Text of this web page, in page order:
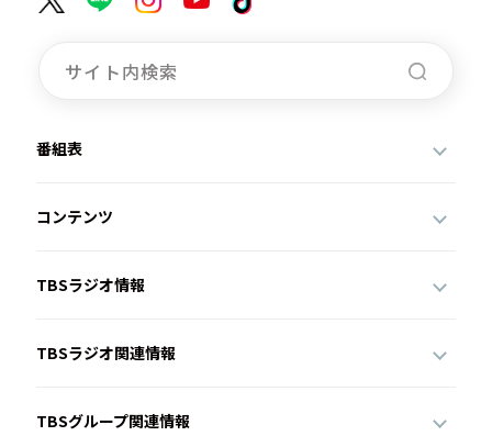
番組表
コンテンツ
TBSラジオ情報
TBSラジオ関連情報
TBSグループ関連情報